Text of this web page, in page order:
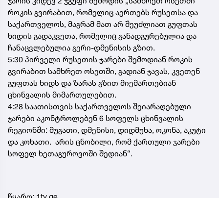
როკის გვირაბით, რომელიც აერთებს რუსეთსა და
საქართველოს, მაგრამ მათ არ შეუძლიათ გუფთას
ხიდის გადაკვეთა, რომელიც განადგურებულია და
ჩანაცვლებულია გერი-დმენისის გზით.
5:30 პირველი რუსეთის ჯარები შემოდიან როკის
გვირაბით სამხრეთ ოსეთში, გადიან ჯავას, კვეთენ
გუფთას ხიდს და ზარას გზით მიემართებიან
ცხინვალის მიმართულებით.
4:28 საათისთვის საქართველოს შეიარაღებული
ჯარები აკონტროლებენ 6 სოფელს ცხინვალის
რეგიონში: მუგათი, დმენისი, დიდმუხა, ოკონა, აკუტი
და კოხათი. არის ცნობილი, რომ ქართული ჯარები
სოფელ ხეთაგუროვოში შედიან“.